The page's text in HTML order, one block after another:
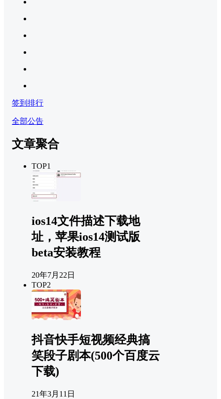
签到排行
全部公告
文章聚合
TOP1
ios14文件描述下载地
址，苹果ios14测试版
beta安装教程
20年7月22日
TOP2
抖音快手短视频经典搞
笑段子剧本(500个百度云
下载)
21年3月11日